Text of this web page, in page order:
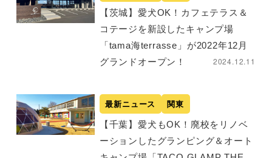
【茨城】愛犬OK！カフェテラス＆
コテージを新設したキャンプ場
「tama海terrasse」が2022年12月
グランドオープン！
2024.12.11
最新ニュース 関東
【千葉】愛犬もOK！廃校をリノベ
ーションしたグランピング＆オート